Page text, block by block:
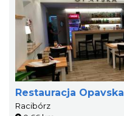
Restauracja Opavska
Racibórz